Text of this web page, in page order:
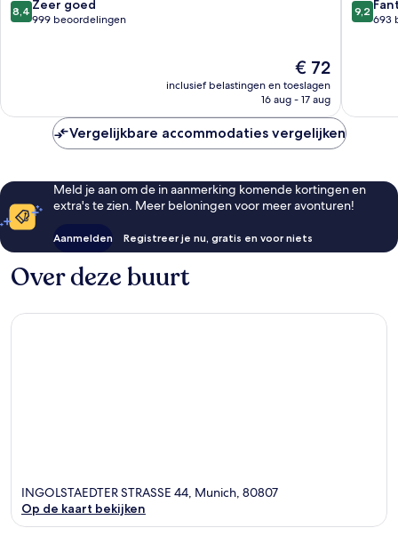
IHG
Schwabing-
van
8,4 Zeer goed
999 beoordelingen
De
prijs
is
€ 72
inclusief belastingen en toeslagen
16 aug - 17 aug
Munich
North
van
9,2
693
Vergelijkbare accommodaties vergelijken
Meld je aan om de in aanmerking komende kortingen en
extra's te zien. Meer beloningen voor meer avonturen!
Aanmelden Registreer je nu, gratis en voor niets
Over deze buurt
INGOLSTAEDTER STRASSE 44, Munich, 80807
Op de kaart bekijken